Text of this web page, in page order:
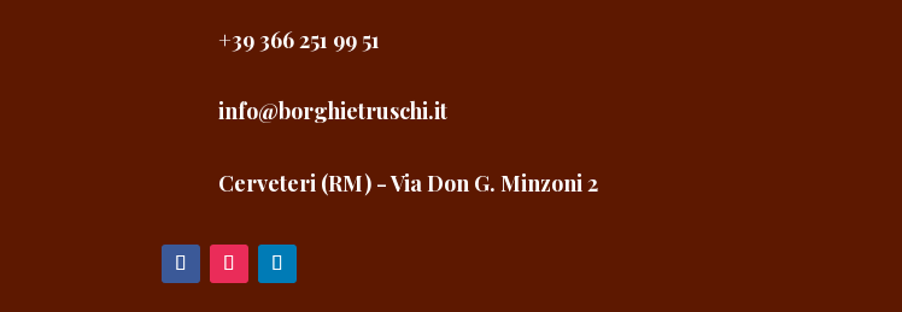
+39 366 251 99 51
info@borghietruschi.it
Cerveteri (RM) - Via Don G. Minzoni 2